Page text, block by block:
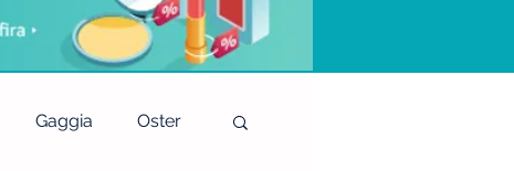
Gaggia Oster